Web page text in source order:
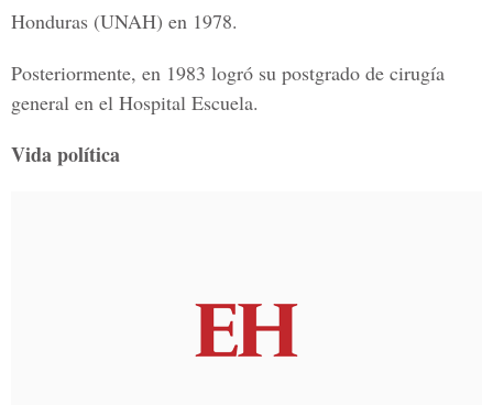
Honduras (UNAH) en 1978.
Posteriormente, en 1983 logró su postgrado de cirugía
general en el Hospital Escuela.
Vida política